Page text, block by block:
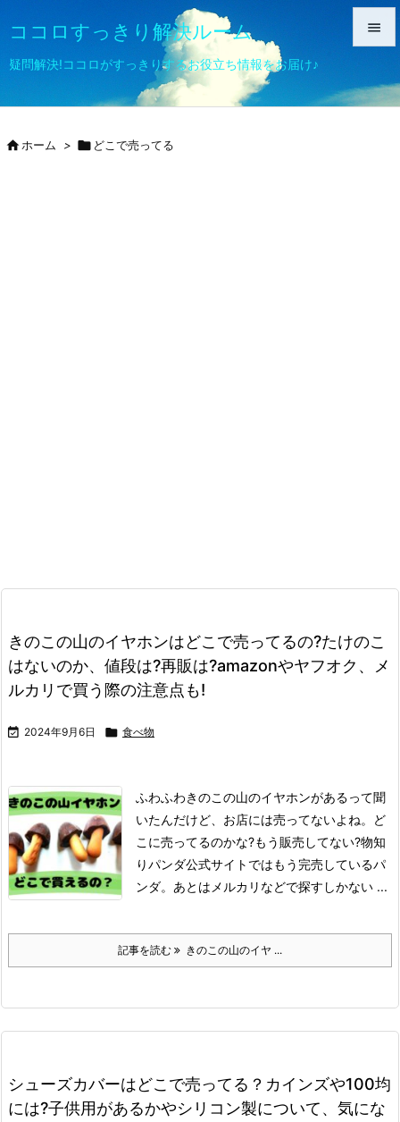
ココロすっきり解決ルーム
疑問解決!ココロがすっきりするお役立ち情報をお届け♪

メニュ

ホーム >  どこで売ってる
きのこの山のイヤホンはどこで売ってるの?たけのこ
はないのか、値段は?再販は?amazonやヤフオク、メ
ルカリで買う際の注意点も!
 2024年9月6日  食べ物
ふわふわきのこの山のイヤホンがあるって聞
いたんだけど、お店には売ってないよね。
ど
こに売ってるのかな?もう販売してない?物知
りパンダ公式サイトではもう完売しているパ
ンダ。 あとはメルカリなどで探すしかない ...
記事を読む きのこの山のイヤ ...
シューズカバーはどこで売ってる？カインズや100均
には?子供用があるかやシリコン製について、気にな